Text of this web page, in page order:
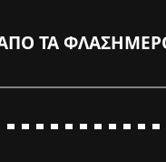
ΤΑ ΦΛΑΣ